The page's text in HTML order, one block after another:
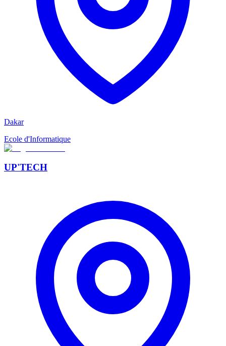
Dakar
Ecole d'Informatique
UP'TECH